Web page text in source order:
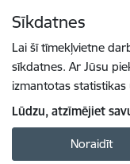
Sīkdatnes
Lai šī tīmekļvietne
sīkdatnes. Ar Jūsu
izmantotas
Lūdzu, atzīmējiet
Noraidīt